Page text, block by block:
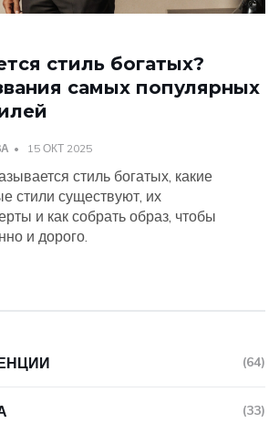
стиль богатых?
самых популярных
15 ОКТ 2025
стиль богатых, какие
стили существуют, их
и как собрать образ, чтобы
и дорого.
(64)
(33)